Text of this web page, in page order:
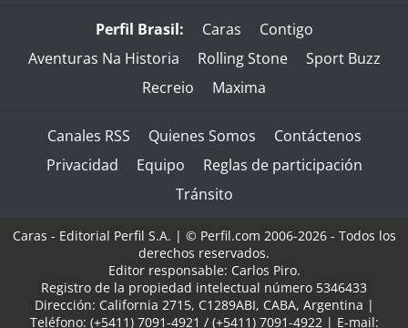
Perfil Brasil: Caras
Contigo
Aventuras Na Historia
Rolling Stone
Sport Buzz
Recreio
Maxima
Canales RSS Quienes Somos
Contáctenos
Privacidad
Equipo
Reglas de participación
Tránsito
Caras - Editorial Perfil S.A. | © Perfil.com 2006-2026 - Todos los
derechos reservados.
Editor responsable: Carlos Piro.
Registro de la propiedad intelectual número 5346433
Dirección: California 2715, C1289ABI, CABA, Argentina |
Teléfono: (+5411) 7091-4921 / (+5411) 7091-4922 | E-mail: